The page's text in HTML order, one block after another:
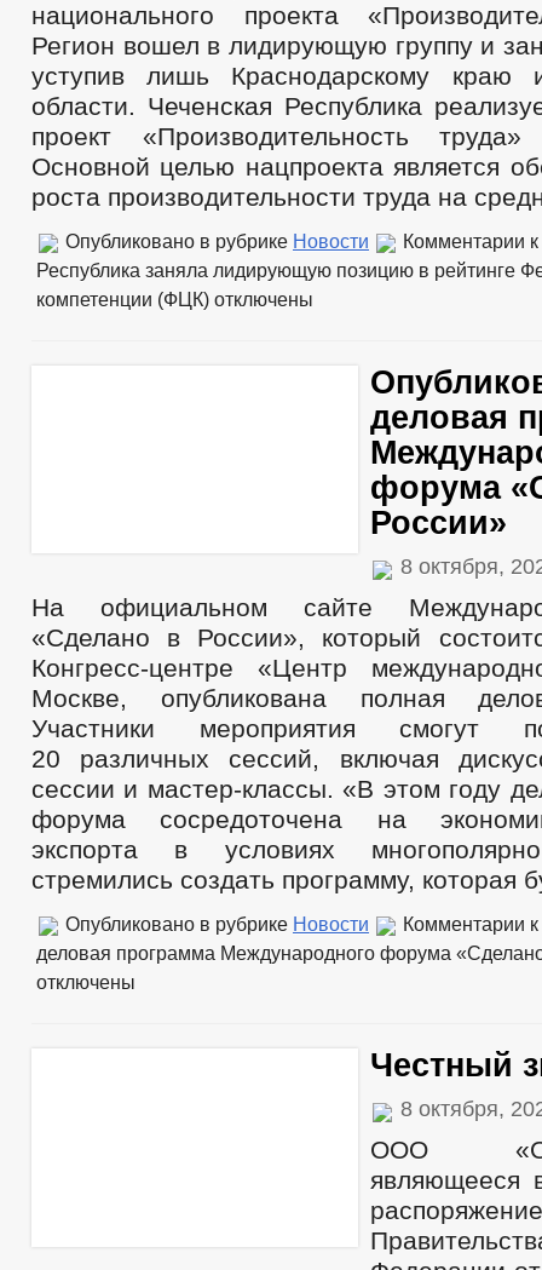
национального проекта
Регион вошел в лидирующую группу и
уступив лишь Краснодарскому краю
области. Чеченская Республика
проект «Производительность
Основной целью нацпроекта является
роста производительности труда на
Опубликовано в рубрике Новости Комментарии
Республика заняла лидирующую позицию в рейтинге
компетенции (ФЦК) отключены
деловая
форума
России»
8 октября,
На официальном сайте
«Сделано в России», который
Конгресс-центре «Центр
Москве, опубликована полная
Участники мероприятия смогут
20 различных сессий, включая
сессии и мастер-классы. «В этом году
форума сосредоточена на
экспорта в условиях
стремились создать программу, которая
Опубликовано в рубрике Новости Комментарии
деловая программа Международного форума
отключены
Честный
8 октября,
ООО
являющееся